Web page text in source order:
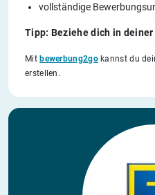
vollständige
Tipp: Beziehe dich in
Mitbewerbung2gokannst du
erstellen.